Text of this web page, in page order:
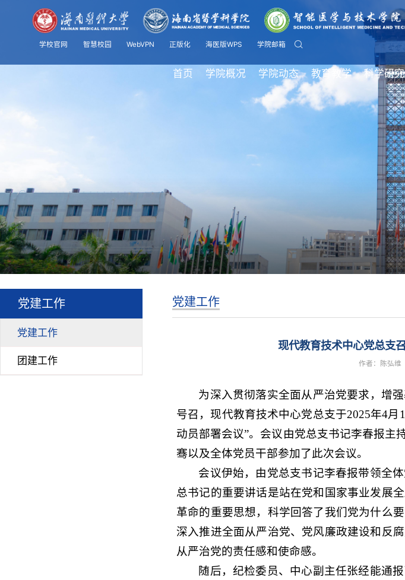
学校官网 智慧校园 WebVPN 正版化 海医版WPS 学院邮箱
首页 学院概况 学院动态 教育教学 科学研究
党建工作
党建工作
团建工作
党建工作
现代教育技术中心党总支
作者：陈弘维
为深入贯彻落实全面从严治党要求，增
号召，现代教育技术中心党总支于2025年4
动员部署会议”。会议由党总支书记李春报主
骞以及全体党员干部参加了此次会议。
会议伊始，由党总支书记李春报带领全
总书记的重要讲话是站在党和国家事业发展
革命的重要思想，科学回答了我们党为什么
深入推进全面从严治党、党风廉政建设和反
从严治党的责任感和使命感。
随后，纪检委员、中心副主任张经能通